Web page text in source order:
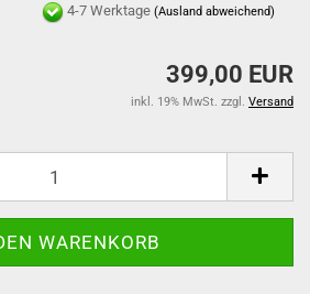
4-7 Werktage(Ausland abweichend)
399,00 EUR
inkl. 19% MwSt. zzgl. Versand